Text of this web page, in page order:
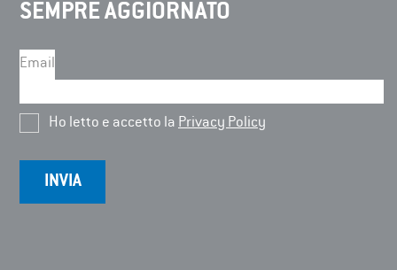
SEMPRE AGGIORNATO
Email
Ho letto e accetto la Privacy Policy